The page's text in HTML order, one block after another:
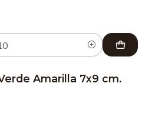
Amarilla 7x9 cm.